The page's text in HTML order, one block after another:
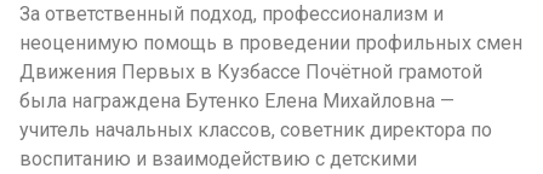
За ответственный подход, профессионализм и
неоценимую помощь в проведении профильных смен
Движения Первых в Кузбассе Почётной грамотой
была награждена Бутенко Елена Михайловна —
учитель начальных классов, советник директора по
воспитанию и взаимодействию с детскими